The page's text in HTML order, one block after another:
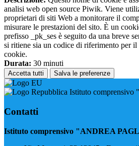
analisi web open source Piwik. Viene
proprietari di siti Web a monitorare il
misurare le prestazioni del sito. È un
prefisso _pk_ses è seguito da una breve
si ritiene sia un codice di riferimento per
cookie.
Durata: 30 minuti
Accetta tutti Salva le preferenze
Istituto
Contatti
Istituto comprensivo "ANDREA